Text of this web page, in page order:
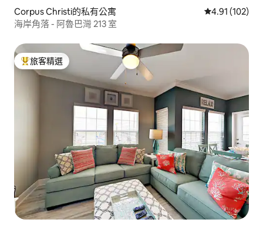
Corpus Christi的私有公寓 從 102 則評價
4.91 (102)
海岸角落 - 阿魯巴灣 213 室
旅客精選榜首
旅客精選